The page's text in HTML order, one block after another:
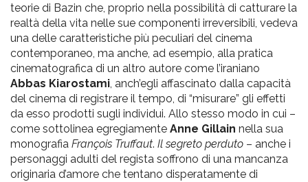
teorie di Bazin che, proprio nella possibilità di catturare la
realtà della vita nelle sue componenti irreversibili, vedeva
una delle caratteristiche più peculiari del cinema
contemporaneo, ma anche, ad esempio, alla pratica
cinematografica di un altro autore come l’iraniano
Abbas Kiarostami, anch’egli affascinato dalla capacità
del cinema di registrare il tempo, di “misurare” gli effetti
da esso prodotti sugli individui. Allo stesso modo in cui –
come sottolinea egregiamente Anne Gillain nella sua
monografia François Truffaut. Il segreto perduto – anche i
personaggi adulti del regista soffrono di una mancanza
originaria d’amore che tentano disperatamente di